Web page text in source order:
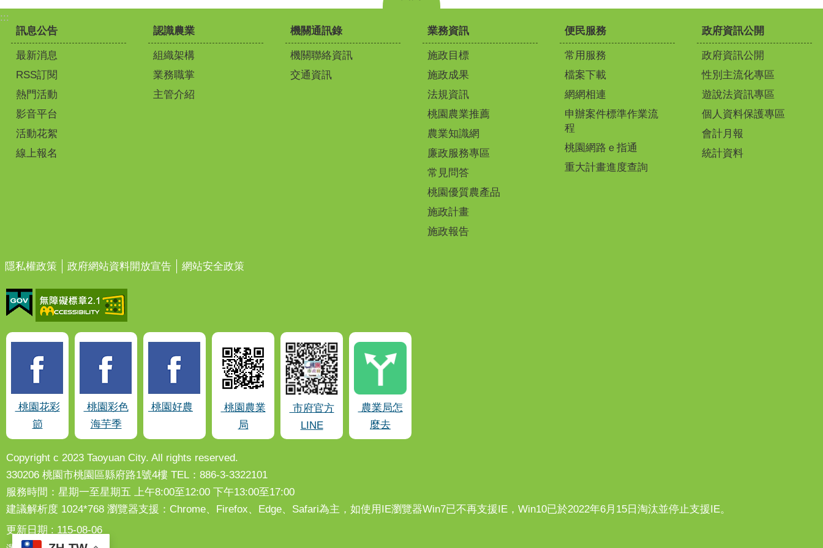
:::
訊息公告
最新消息
RSS訂閱
熱門活動
影音平台
活動花絮
線上報名
認識農業
組織架構
業務職掌
主管介紹
機關通訊錄
機關聯絡資訊
交通資訊
業務資訊
施政目標
施政成果
法規資訊
桃園農業推薦
農業知識網
廉政服務專區
常見問答
桃園優質農產品
施政計畫
施政報告
便民服務
常用服務
檔案下載
網網相連
申辦案件標準作業流
程
桃園網路ｅ指通
重大計畫進度查詢
政府資訊公開
政府資訊公開
性別主流化專區
遊說法資訊專區
個人資料保護專區
會計月報
統計資料
隱私權政策 政府網站資料開放宣告 網站安全政策
桃園花彩
節
桃園彩色
海芋季
桃園好農
桃園農業
局
市府官方
LINE
農業局怎
麼去
Copyright c 2023 Taoyuan City. All rights reserved.
330206 桃園市桃園區縣府路1號4樓 TEL：886-3-3322101
服務時間：星期一至星期五 上午8:00至12:00 下午13:00至17:00
建議解析度 1024*768 瀏覽器支援：Chrome、Firefox、Edge、Safari為主，如使用IE瀏覽器Win7已不再支援IE，Win10已於2022年6月15日淘汰並停止支援IE。
更新日期
115-08-06